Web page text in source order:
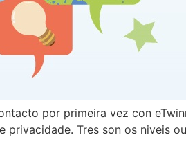
por primeira vez con
privacidade. Tres son os niveis